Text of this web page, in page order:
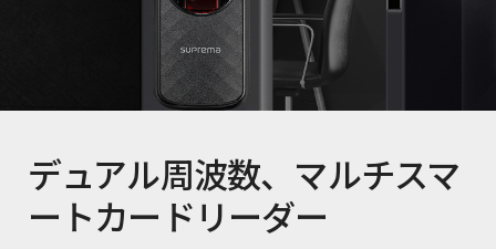
デュアル周波数、マルチスマ
ートカードリーダー